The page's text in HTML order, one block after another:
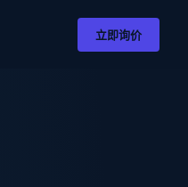
立即询价